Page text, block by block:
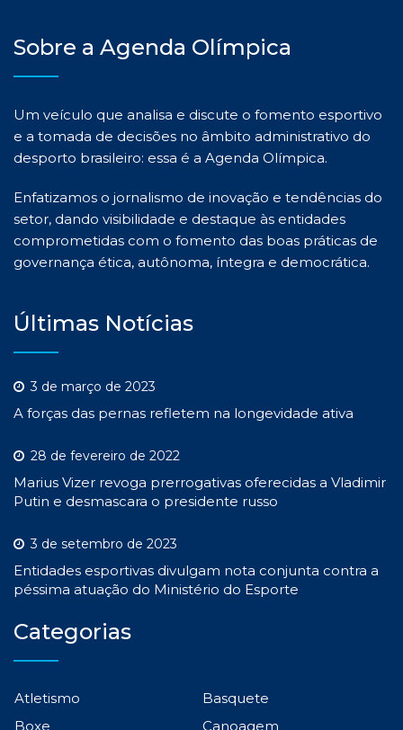
Sobre a Agenda Olímpica
Um veículo que analisa e discute o fomento esportivo
e a tomada de decisões no âmbito administrativo do
desporto brasileiro: essa é a Agenda Olímpica.
Enfatizamos o jornalismo de inovação e tendências do
setor, dando visibilidade e destaque às entidades
comprometidas com o fomento das boas práticas de
governança ética, autônoma, íntegra e democrática.
Últimas Notícias
3 de março de 2023
A forças das pernas refletem na longevidade ativa
28 de fevereiro de 2022
Marius Vizer revoga prerrogativas oferecidas a Vladimir
Putin e desmascara o presidente russo
3 de setembro de 2023
Entidades esportivas divulgam nota conjunta contra a
péssima atuação do Ministério do Esporte
Categorias
Atletismo
Basquete
Boxe
Canoagem